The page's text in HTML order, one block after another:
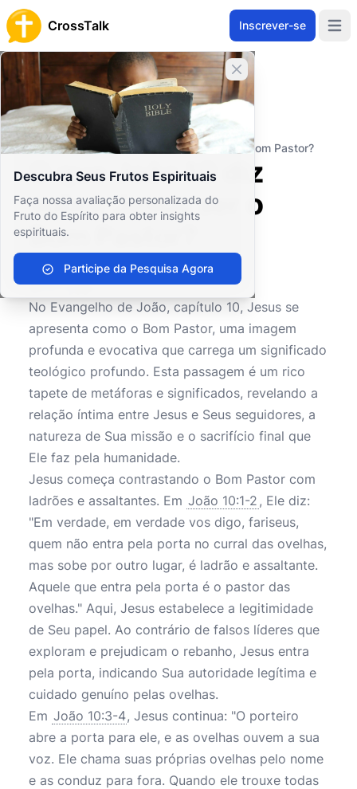
CrossTalk Inscrever-se
Fechar banner
Descubra Seus Frutos Espirituais
Faça nossa avaliação personalizada do
Fruto do Espírito para obter insights
espirituais.
Participe da Pesquisa Agora
Home
Arquivo de Perguntas
Novo Testamento
Os Evangelhos
O que João 10 diz sobre Jesus ser o Bom Pastor?
O que João 10 diz
sobre Jesus ser o
Bom Pastor?
0 0 461
No Evangelho de João, capítulo 10, Jesus se
apresenta como o Bom Pastor, uma imagem
profunda e evocativa que carrega um significado
teológico profundo. Esta passagem é um rico
tapete de metáforas e significados, revelando a
relação íntima entre Jesus e Seus seguidores, a
natureza de Sua missão e o sacrifício final que
Ele faz pela humanidade.
Jesus começa contrastando o Bom Pastor com
ladrões e assaltantes. Em João 10:1-2 , Ele diz:
"Em verdade, em verdade vos digo, fariseus,
quem não entra pela porta no curral das ovelhas,
mas sobe por outro lugar, é ladrão e assaltante.
Aquele que entra pela porta é o pastor das
ovelhas." Aqui, Jesus estabelece a legitimidade
de Seu papel. Ao contrário de falsos líderes que
exploram e prejudicam o rebanho, Jesus entra
pela porta, indicando Sua autoridade legítima e
cuidado genuíno pelas ovelhas.
Em João 10:3-4, Jesus continua: "O porteiro
abre a porta para ele, e as ovelhas ouvem a sua
voz. Ele chama suas próprias ovelhas pelo nome
e as conduz para fora. Quando ele trouxe todas